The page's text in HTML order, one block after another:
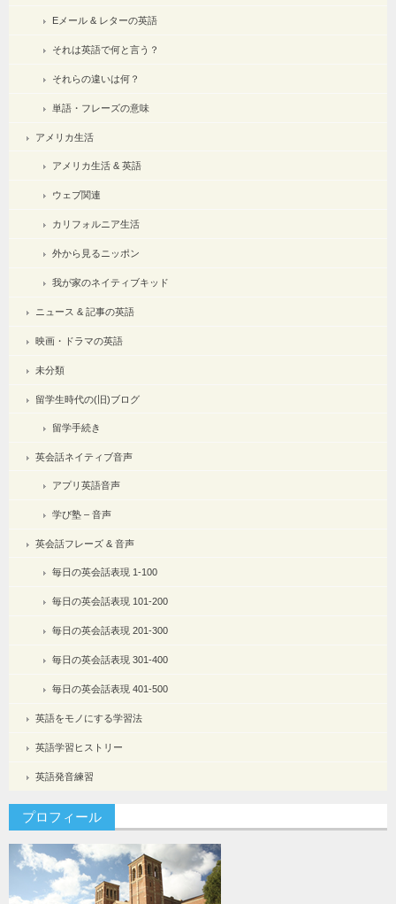
Eメール & レターの英語
それは英語で何と言う？
それらの違いは何？
単語・フレーズの意味
アメリカ生活
アメリカ生活 & 英語
ウェブ関連
カリフォルニア生活
外から見るニッポン
我が家のネイティブキッド
ニュース & 記事の英語
映画・ドラマの英語
未分類
留学生時代の(旧)ブログ
留学手続き
英会話ネイティブ音声
アプリ英語音声
学び塾 – 音声
英会話フレーズ & 音声
毎日の英会話表現 1-100
毎日の英会話表現 101-200
毎日の英会話表現 201-300
毎日の英会話表現 301-400
毎日の英会話表現 401-500
英語をモノにする学習法
英語学習ヒストリー
英語発音練習
プロフィール